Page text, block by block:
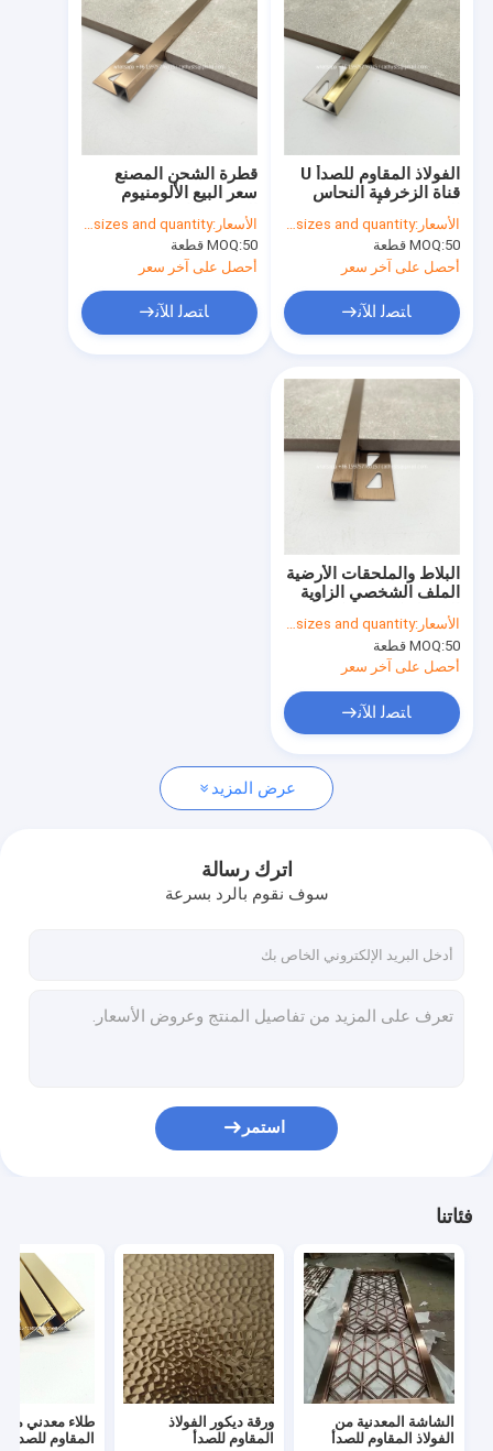
قطرة الشحن المصنع
سعر البيع الألومنيوم
الزاوية الزاوية الخارجية
السيراميك الحافة الذهبية
تريم
الأسعار:based on sizes and quantity
MOQ:50 قطعة
أحصل على آخر سعر
ﺎﺘﺼﻟ ﺍﻶﻧ
الفولاذ المقاوم للصدأ U
قناة الزخرفية النحاس
الشخصي الأرضي ترصيع
Ss الذهب بلاط تقليم
تقليم الأرضية
الأسعار:based on sizes and quantity
MOQ:50 قطعة
أحصل على آخر سعر
ﺎﺘﺼﻟ ﺍﻶﻧ
البلاط والملحقات الأرضية
الملف الشخصي الزاوية
الفولاذ المقاوم للصدأ
البلاط طلاء
الأسعار:based on sizes and quantity
MOQ:50 قطعة
أحصل على آخر سعر
ﺎﺘﺼﻟ ﺍﻶﻧ
عرض المزيد
اترك رسالة
سوف نقوم بالرد بسرعة
استمر
فئاتنا
الشاشة المعدنية من
الفولاذ المقاوم للصدأ
ورقة ديكور الفولاذ
المقاوم للصدأ
طلاء معدني من
المقاوم للصدأ